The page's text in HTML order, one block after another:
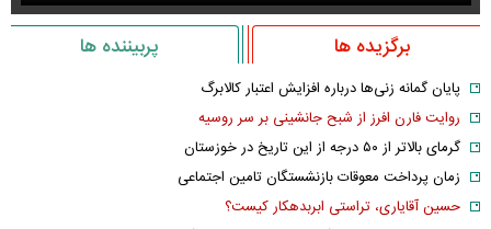
برگزیده ها پربیننده ها
پایان گمانه زنی‌ها درباره افزایش اعتبار کالابرگ
روایت فارن افرز از شبح جانشینی بر سر روسیه
گرمای بالاتر از ۵۰ درجه از این تاریخ در خوزستان
زمان پرداخت معوقات بازنشستگان تامین اجتماعی
حسین آقایاری، تراستی ابربدهکار کیست؟